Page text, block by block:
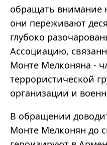
обращать внимание
они переживают
глубоко
Ассоциацию,
Монте Мелконяна -
террористической
организации и
В обращении
Монте Мелконян до